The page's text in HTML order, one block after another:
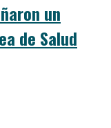
un
de Salud